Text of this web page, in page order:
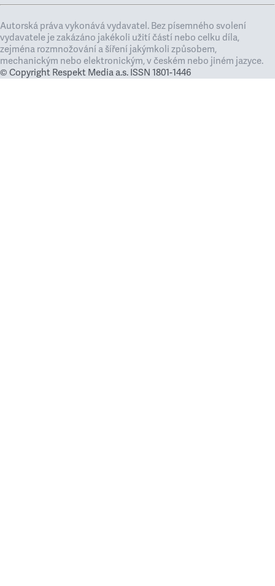
Autorská práva vykonává vydavatel. Bez písemného svolení
vydavatele je zakázáno jakékoli užití částí nebo celku díla,
zejména rozmnožování a šíření jakýmkoli způsobem,
mechanickým nebo elektronickým, v českém nebo jiném jazyce.
© Copyright Respekt Media a.s. ISSN 1801-1446